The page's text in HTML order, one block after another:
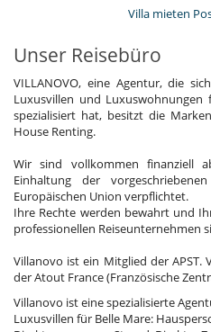
Villa mieten
Unser Reisebüro
VILLANOVO, eine Agentur, die
Luxusvillen und Luxuswohnungen
spezialisiert hat, besitzt die
House Renting.
Wir sind vollkommen finanziell
Einhaltung der
Europäischen Union verpflichtet.
Ihre Rechte werden bewahrt und
professionellen Reiseunternehmen
Villanovo ist ein Mitglied der APST.
der Atout France (Französische
Villanovo ist eine spezialisierte
Luxusvillen für Belle Mare: